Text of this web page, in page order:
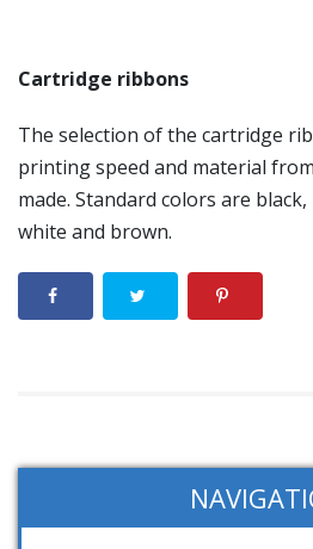
Cartridge ribbons
The selection of the cartridge
printing speed and material
made. Standard colors are
white and brown.